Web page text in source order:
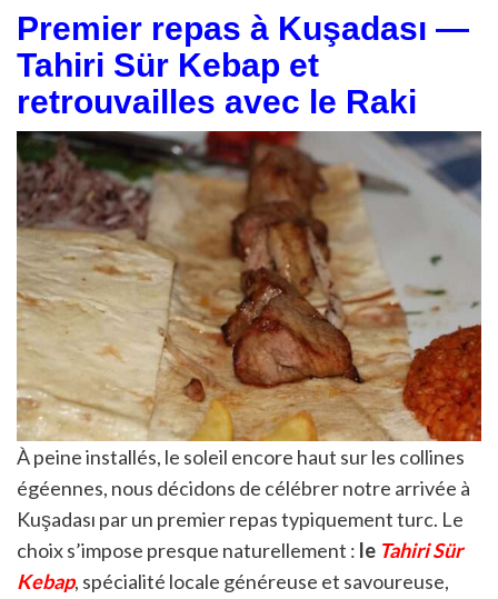
Premier repas à Kuşadası —
Tahiri Sür Kebap et
retrouvailles avec le Raki
À peine installés, le soleil encore haut sur les collines
égéennes, nous décidons de célébrer notre arrivée à
Kuşadası par un premier repas typiquement turc. Le
choix s’impose presque naturellement : le Tahiri Sür
Kebap, spécialité locale généreuse et savoureuse,